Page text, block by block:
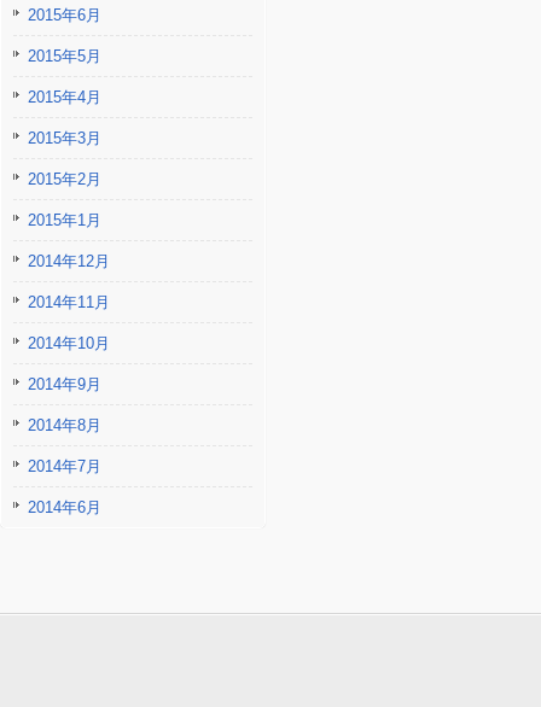
2015年6月
2015年5月
2015年4月
2015年3月
2015年2月
2015年1月
2014年12月
2014年11月
2014年10月
2014年9月
2014年8月
2014年7月
2014年6月